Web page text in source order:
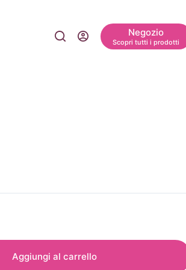
Negozio
Scopri tutti i prodotti
Aggiungi al carrello